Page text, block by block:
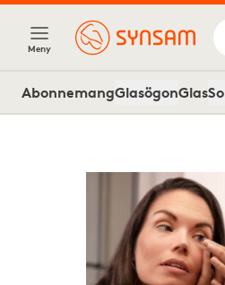
Meny
AbonnemangGlasögonGlas